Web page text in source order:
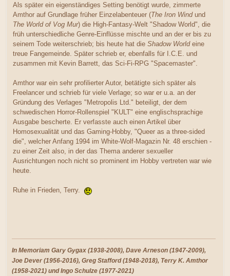
Als später ein eigenständiges Setting benötigt wurde, zimmerte
Amthor auf Grundlage früher Einzelabenteuer (The Iron Windund
The World of Vog Mur) die High-Fantasy-Welt "Shadow World", die
früh unterschiedliche Genre-Einflüsse mischte und an der er bis zu
seinem Tode weiterschrieb; bis heute hat die Shadow World eine
treue Fangemeinde. Später schrieb er, ebenfalls für I.C.E. und
zusammen mit Kevin Barrett, das Sci-Fi-RPG "Spacemaster".
Amthor war ein sehr profilierter Autor, betätigte sich später als
Freelancer und schrieb für viele Verlage; so war er u.a. an der
Gründung des Verlages "Metropolis Ltd." beteiligt, der dem
schwedischen Horror-Rollenspiel "KULT" eine englischsprachige
Ausgabe bescherte. Er verfasste auch einen Artikel über
Homosexualität und das Gaming-Hobby, "Queer as a three-sided
die", welcher Anfang 1994 im White-Wolf-Magazin Nr. 48 erschien -
zu einer Zeit also, in der das Thema anderer sexueller
Ausrichtungen noch nicht so prominent im Hobby vertreten war wie
heute.
Ruhe in Frieden, Terry.
In Memoriam Gary Gygax (1938-2008), Dave Arneson (1947-2009),
Joe Dever (1956-2016), Greg Stafford (1948-2018), Terry K. Amthor
(1958-2021) und Ingo Schulze (1977-2021)